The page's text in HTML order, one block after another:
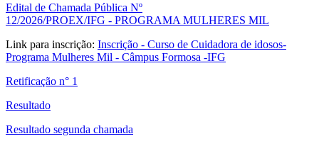
Edital de Chamada Pública Nº
12/2026/PROEX/IFG - PROGRAMA MULHERES MIL
Link para inscrição: Inscrição - Curso de Cuidadora de idosos-
Programa Mulheres Mil - Câmpus Formosa -IFG
Retificação n° 1
Resultado
Resultado segunda chamada